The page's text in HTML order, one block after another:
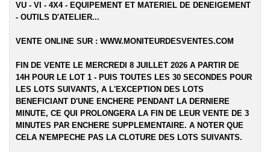
VU - VI - 4X4 - EQUIPEMENT ET MATERIEL DE DENEIGEMENT
- OUTILS D'ATELIER...
VENTE ONLINE SUR : WWW.MONITEURDESVENTES.COM
FIN DE VENTE LE MERCREDI 8 JUILLET 2026 A PARTIR DE
14H POUR LE LOT 1 - PUIS TOUTES LES 30 SECONDES POUR
LES LOTS SUIVANTS, A L'EXCEPTION DES LOTS
BENEFICIANT D'UNE ENCHERE PENDANT LA DERNIERE
MINUTE, CE QUI PROLONGERA LA FIN DE LEUR VENTE DE 3
MINUTES PAR ENCHERE SUPPLEMENTAIRE. A NOTER QUE
CELA N'EMPECHE PAS LA CLOTURE DES LOTS SUIVANTS.